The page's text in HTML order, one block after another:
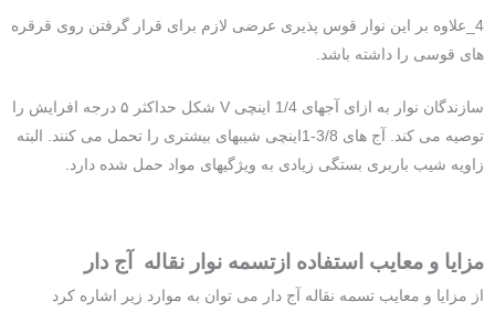
4_علاوه بر این نوار قوس پذیری عرضی لازم برای قرار گرفتن روی قرقره
های قوسی را داشته باشد.
سازندگان نوار به ازای آجهای 1/4 اینچی V شکل حداکثر ۵ درجه افرایش را
توصیه می کند. آج های 3/8-1اینچی شیبهای بیشتری را تحمل می کنند. البته
زاویه شیب باربری بستگی زیادی به ویژگیهای مواد حمل شده دارد.
مزایا و معایب استفاده ازتسمه نوار نقاله آج دار
از مزایا و معایب تسمه نقاله آج دار می توان به موارد زیر اشاره کرد